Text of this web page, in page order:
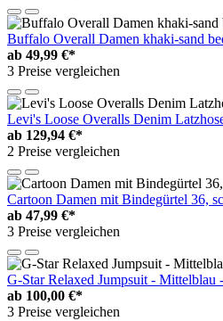
Buffalo Overall Damen khaki-sand
ab 49,99 €*
3 Preise vergleichen
Levi's Loose Overalls Denim
ab 129,94 €*
2 Preise vergleichen
Cartoon Damen mit Bindegürtel 36,
ab 47,99 €*
3 Preise vergleichen
G-Star Relaxed Jumpsuit - Mittelblau
ab 100,00 €*
3 Preise vergleichen